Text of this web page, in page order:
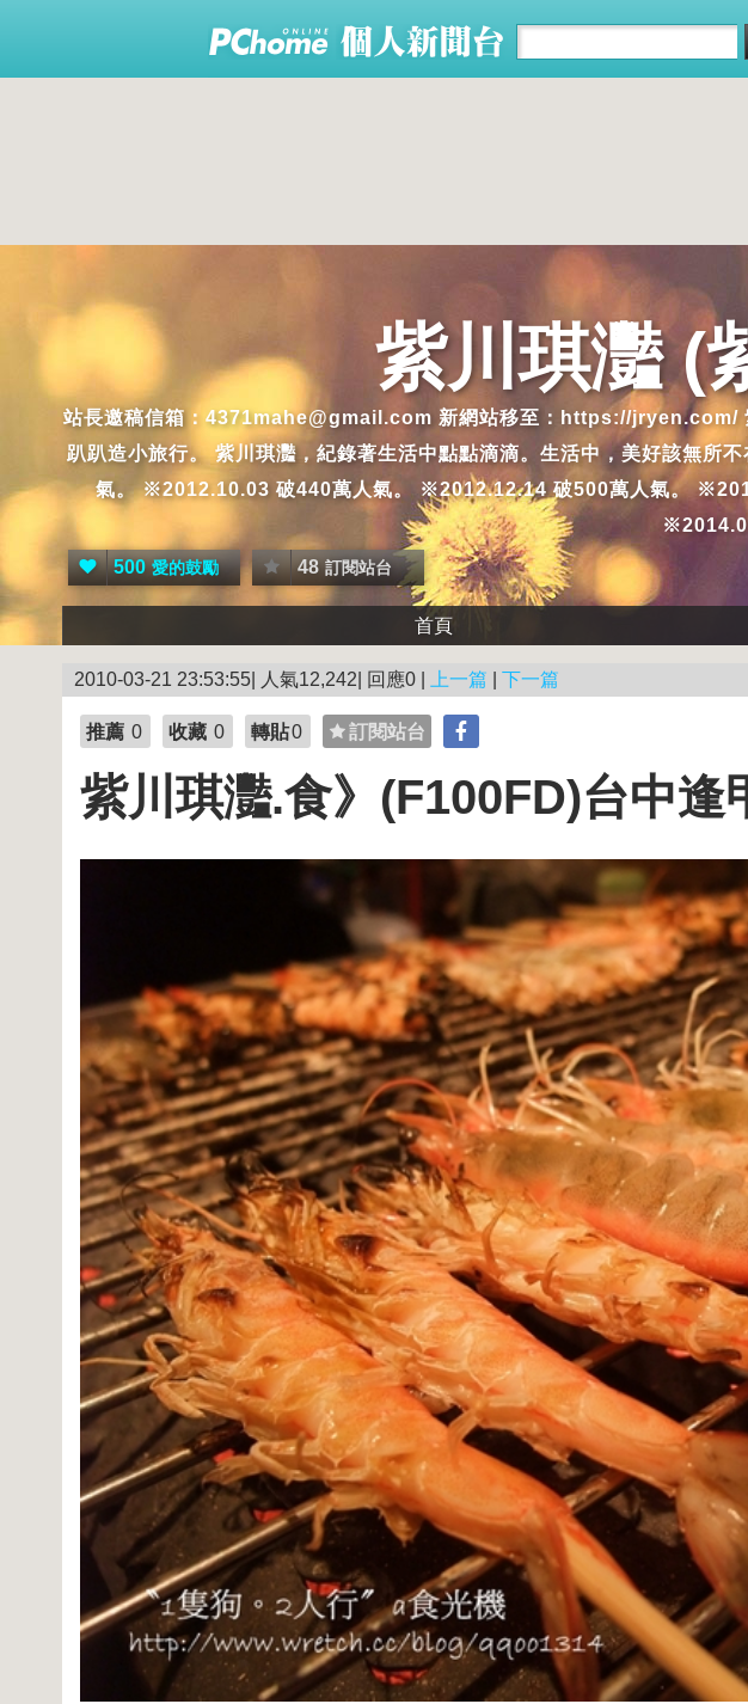
紫川琪灩 (
站長邀稿信箱：4371mahe@gmail.com 新網站移至：https://jryen.com/
趴趴造小旅行。 紫川琪灩，紀錄著生活中點點滴滴。生活中，美好該無
氣。 ※2012.10.03 破440萬人氣。 ※2012.12.14 破500萬人氣。
500 愛的鼓勵 48 訂閱站台
首頁
2010-03-21 23:53:55| 人氣12,242| 回應0 | 上一篇 下一篇
推薦 0 收藏 0 轉貼0 訂閱站台
紫川琪灩.食》(F100FD)台中逢